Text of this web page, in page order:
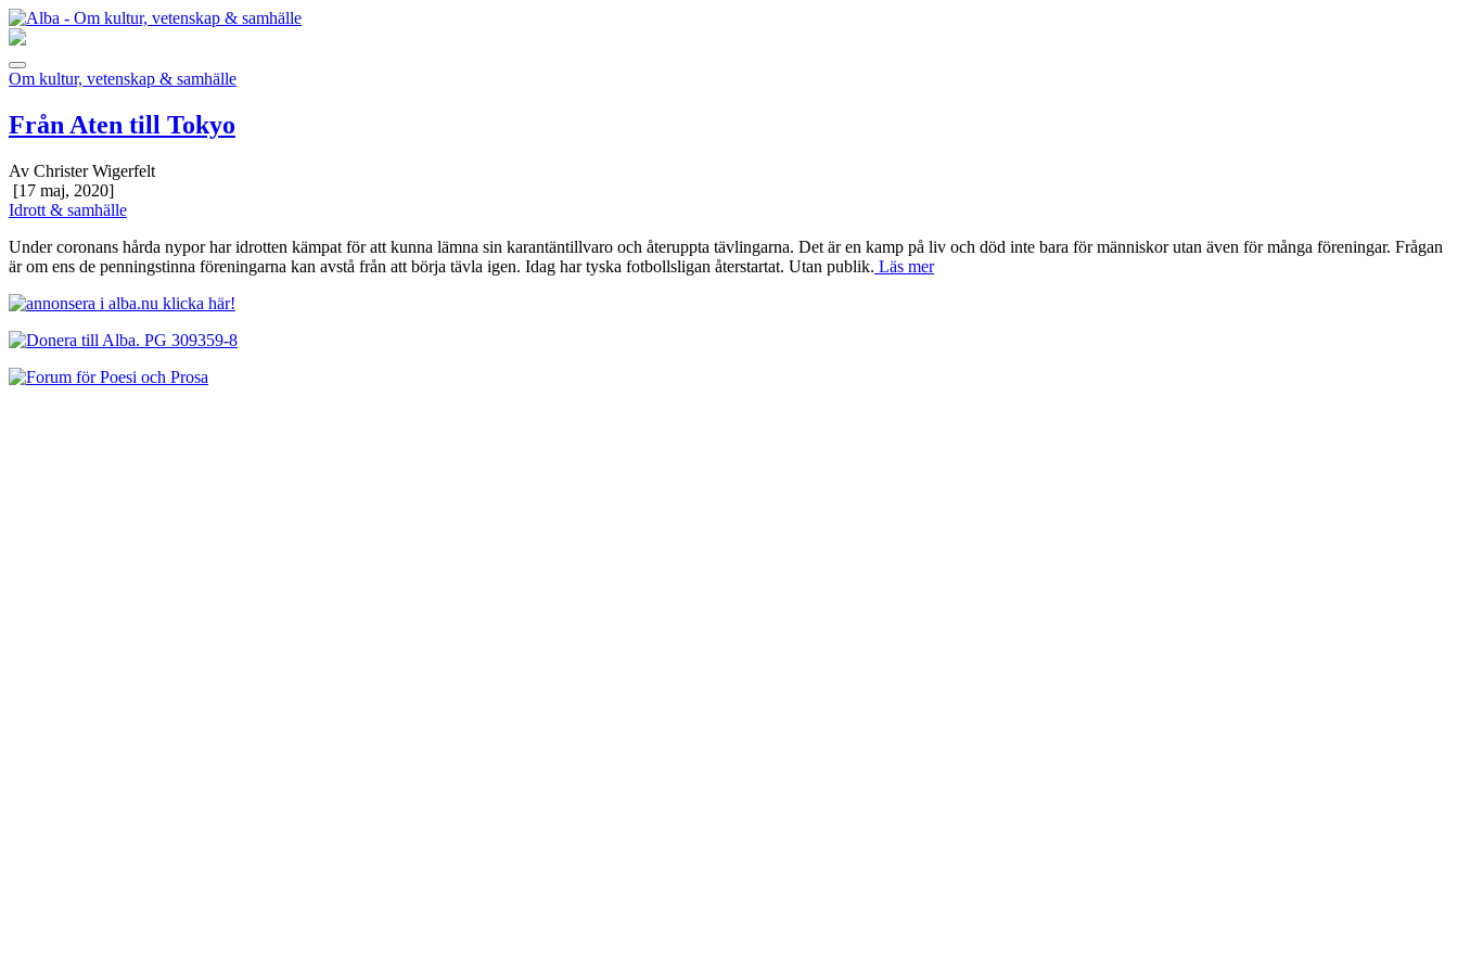
Om kultur, vetenskap & samhälle
Från Aten till Tokyo
Av Christer Wigerfelt
[17 maj, 2020]
Idrott & samhälle
Under coronans hårda nypor har idrotten kämpat för att kunna lämna sin karantäntillvaro och återuppta tävlingarna. Det är en kamp på liv och död inte bara för människor utan även för många föreningar. Frågan
är om ens de penningstinna föreningarna kan avstå från att börja tävla igen. Idag har tyska fotbollsligan återstartat. Utan publik. Läs mer